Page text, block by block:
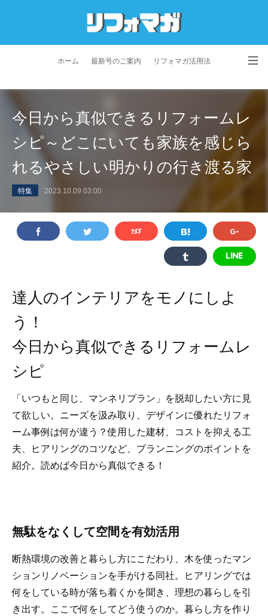
ホーム 最新号のご案内 リフォマガ活用法
プライバシーポリシー 利用規約 会社概要
今日から真似できるリフォームレ
シピ～どこにいても家族を感じら
れるやさしい明かりの行き渡る家
特集 2023.10.09 03:00
達人のインテリアをモノにしよ
う！
今日から真似できるリフォームレ
シピ
「いつもと同じ、マンネリプラン」を脱却したい方に見
て欲しい。ニーズを汲み取り、デザインに優れたリフォ
ーム事例は何が違う？使用した建材、コストを抑える工
夫、ヒアリングのコツなど、プランニングのポイントを
紹介。読めば今日から真似できる！
無駄をなくして空間を有効活用
断熱環境の改善と暮らし方にこだわり、木を使ったマン
ションリノベーションを手がける同社。ヒアリングでは
何をしている時が落ち着くかを聞き、理想の暮らしを引
き出す。ここで何をしてどう使うのか。暮らし方を作り